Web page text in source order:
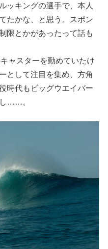
ッキングの選手で、本人
たかな、と思う。スポン
限とかがあったって話も
ャスターを勤めていたけ
として注目を集め、方角
時代もビッグウエイバー
……。